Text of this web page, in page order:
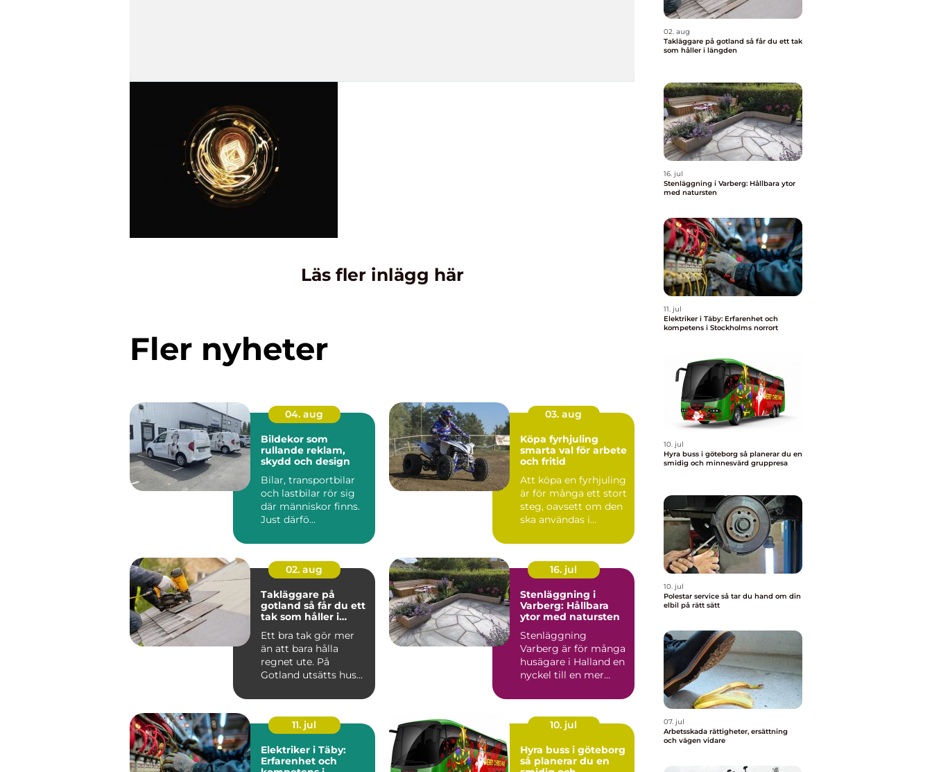
Läs fler inlägg här
Fler nyheter
04. aug
Bildekor som
rullande reklam,
skydd och design
Bilar, transportbilar
och lastbilar rör sig
där människor finns.
Just därfö...
03. aug
Köpa fyrhjuling
smarta val för arbete
och fritid
Att köpa en fyrhjuling
är för många ett stort
steg, oavsett om den
ska användas i
02. aug
Takläggare på
gotland så får du ett
tak som håller i
Ett bra tak gör mer
än att bara hålla
regnet ute. På
Gotland utsätts hus
saltstän...
16. jul
Stenläggning i
Varberg: Hållbara
ytor med natursten
Stenläggning
Varberg är för många
husägare i Halland en
nyckel till en mer...
11. jul
Elektriker i Täby:
Erfarenhet och
10. jul
Hyra buss i göteborg
så planerar du en
02. aug
Takläggare på gotland så får du ett tak
som håller i längden
16. jul
Stenläggning i Varberg: Hållbara ytor
med natursten
11. jul
Elektriker i Täby: Erfarenhet och
kompetens i Stockholms norrort
10. jul
Hyra buss i göteborg så planerar du en
smidig och minnesvärd gruppresa
10. jul
Polestar service så tar du hand om din
elbil på rätt sätt
07. jul
Arbetsskada rättigheter, ersättning
och vägen vidare